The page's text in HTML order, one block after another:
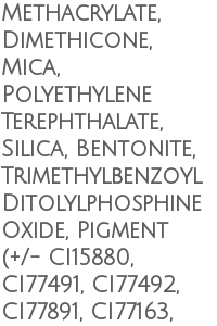
Methacrylate,
Dimethicone,
Mica,
Polyethylene
Terephthalate,
Silica, Bentonite,
Trimethylbenzoyl
Ditolylphosphine
Oxide, Pigment
(+/- CI15880,
CI77491, CI77492,
CI77891, CI77163,